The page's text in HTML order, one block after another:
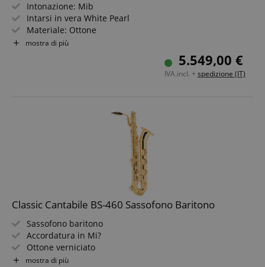
Intonazione: Mib
Intarsi in vera White Pearl
Materiale: Ottone
Finitura: Verniciatura oro
mostra di più
5.549,00 €
IVA.incl. + spedizione (IT)
Classic Cantabile BS-460 Sassofono Baritono
Sassofono baritono
Accordatura in Mi?
Ottone verniciato
Risonatori in metallo
mostra di più